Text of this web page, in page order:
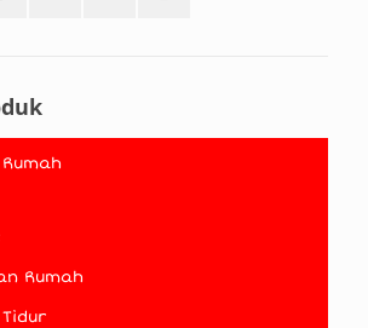
Rumah